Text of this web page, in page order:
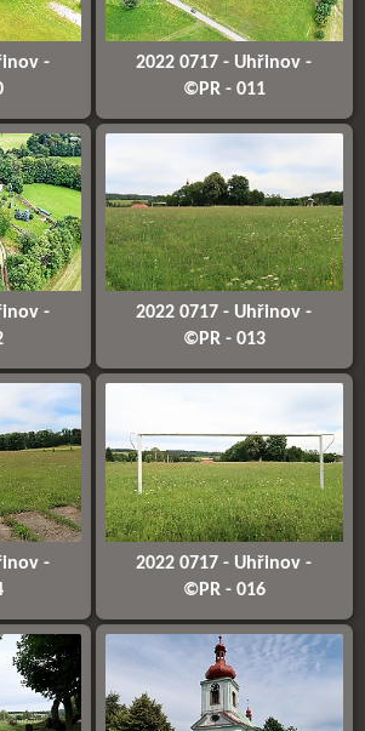
-
2022 0717 - Uhřinov -
©PR - 011
-
2022 0717 - Uhřinov -
©PR - 013
-
2022 0717 - Uhřinov -
©PR - 016